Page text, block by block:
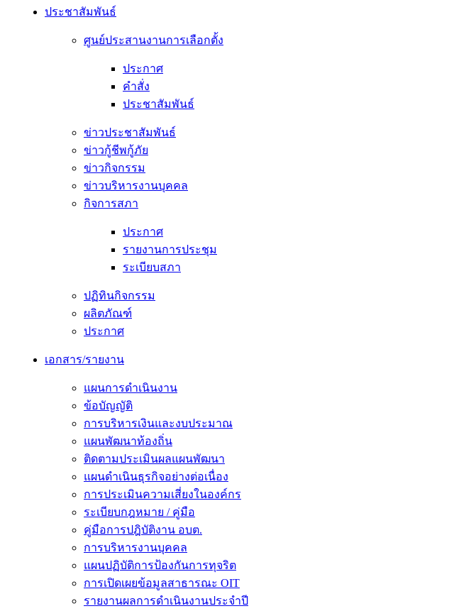
ประชาสัมพันธ์
ศูนย์ประสานงานการเลือกตั้ง
ประกาศ
คำสั่ง
ประชาสัมพันธ์
ข่าวประชาสัมพันธ์
ข่าวกู้ชีพกู้ภัย
ข่าวกิจกรรม
ข่าวบริหารงานบุคคล
กิจการสภา
ประกาศ
รายงานการประชุม
ระเบียบสภา
ปฏิทินกิจกรรม
ผลิตภัณฑ์
ประกาศ
เอกสาร/รายงาน
แผนการดำเนินงาน
ข้อบัญญัติ
การบริหารเงินและงบประมาณ
แผนพัฒนาท้องถิ่น
ติดตามประเมินผลแผนพัฒนา
แผนดำเนินธุรกิจอย่างต่อเนื่อง
การประเมินความเสี่ยงในองค์กร
ระเบียบกฎหมาย / คู่มือ
คู่มือการปฎิบัติงาน อบต.
การบริหารงานบุคคล
แผนปฏิบัติการป้องกันการทุจริต
การเปิดเผยข้อมูลสาธารณะ OIT
รายงานผลการดำเนินงานประจำปี